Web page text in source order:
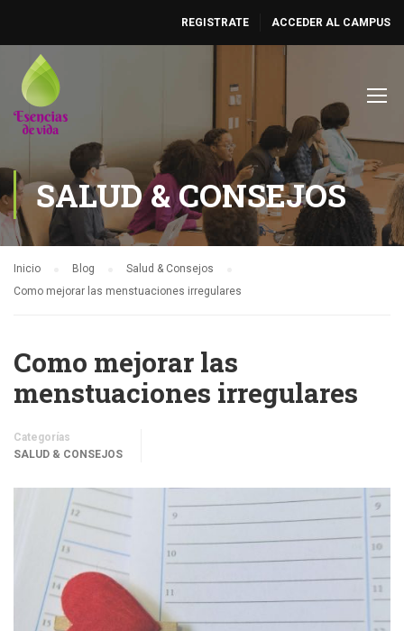
REGISTRATE ACCEDER AL CAMPUS
SALUD & CONSEJOS
Inicio Blog
Salud & Consejos
Como mejorar las menstuaciones irregulares
Como mejorar las
menstuaciones irregulares
Categorías
SALUD & CONSEJOS